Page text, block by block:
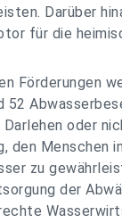
Darüber
für die
Förderungen
52
oder
den Menschen
zu
der